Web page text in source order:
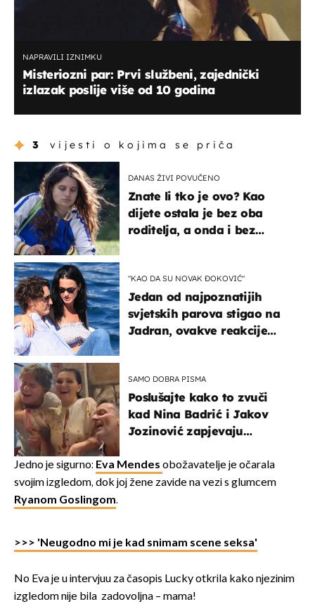
NAPRAVILI IZNIMKU
Misteriozni par: Prvi službeni, zajednički
izlazak poslije više od 10 godina
3 vijesti o kojima se priča
DANAS ŽIVI POVUČENO
Znate li tko je ovo? Kao
dijete ostala je bez oba
roditelja, a onda i bez
"KAO DA SU NOVAK ĐOKOVIĆ"
Jedan od najpoznatijih
svjetskih parova stigao na
Jadran, ovakve reakcije
SAMO DOBRA PISMA
Poslušajte kako to zvuči
kad Nina Badrić i Jakov
Jozinović zapjevaju
Jedno je sigurno: Eva Mendes obožavatelje je očarala
svojim izgledom, dok joj žene zavide na vezi s glumcem
Ryanom Goslingom.
>>> 'Neugodno mi je kad snimam scene seksa'
No Eva je u intervjuu za časopis Lucky otkrila kako njezinim
izgledom nije bila zadovoljna – mama!